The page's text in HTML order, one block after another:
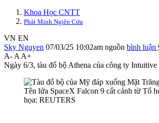
Khoa Học CNTT
Phát Minh Ngiên Cứu
VN EN
Sky Nguyen 07/03/25 10:02am nguồn bình luận
A- A A+
Ngày 6/3, tàu đổ bộ Athena của công ty
Tên lửa SpaceX Falcon 9 cất cánh từ Tổ
họa: REUTERS